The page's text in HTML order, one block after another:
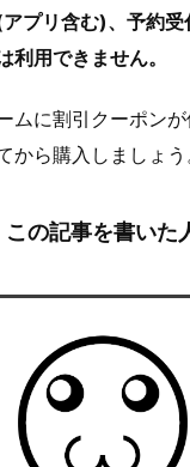
プリ含む)、予約受
利用できません。
ムに割引クーポン
から購入しましょう
この記事を書いた